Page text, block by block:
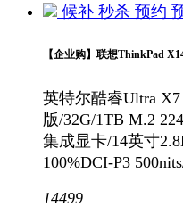
候补 秒杀 预约
【企业购】联想ThinkPad
英特尔酷睿Ultra X7
版/32G/1TB M.2
集成显卡/14英寸
100%DCI-P3
14499